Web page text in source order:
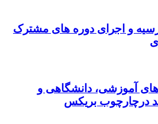
و اجرای دوره های مشترک
آموزشی، دانشگاهی و
درچارچوب بریکس